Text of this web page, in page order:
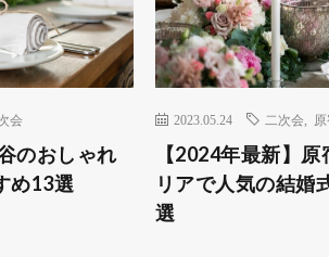
会
のおしゃれ
め13選
2023.05.24 二次会,
【2024年最新】
リアで人気の結婚
選